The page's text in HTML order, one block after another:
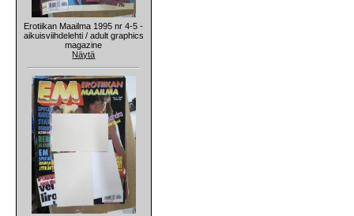
Erotiikan Maailma 1995 nr 4-5 -
aikuisviihdelehti / adult graphics
magazine
Näytä